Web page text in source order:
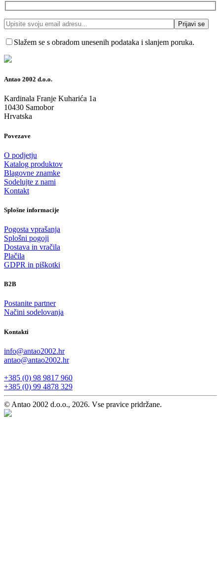
Slažem se s obradom unesenih podataka i slanjem poruka.
Antao 2002 d.o.o.
Kardinala Franje Kuharića 1a
10430 Samobor
Hrvatska
Povezave
O podjetju
Katalog produktov
Blagovne znamke
Sodelujte z nami
Kontakt
Splošne informacije
Pogosta vprašanja
Splošni pogoji
Dostava in vračila
Plačila
GDPR in piškotki
B2B
Postanite partner
Načini sodelovanja
Kontakti
info@antao2002.hr
antao@antao2002.hr
+385 (0) 98 9817 960
+385 (0) 99 4878 329
© Antao 2002 d.o.o., 2026. Vse pravice pridržane.